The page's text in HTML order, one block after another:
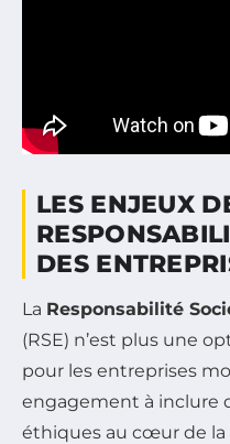
LES ENJEUX
DES
La Responsabilité
(RSE) n’est plus une
pour les entreprises
engagement à inclure
éthiques au cœur de la